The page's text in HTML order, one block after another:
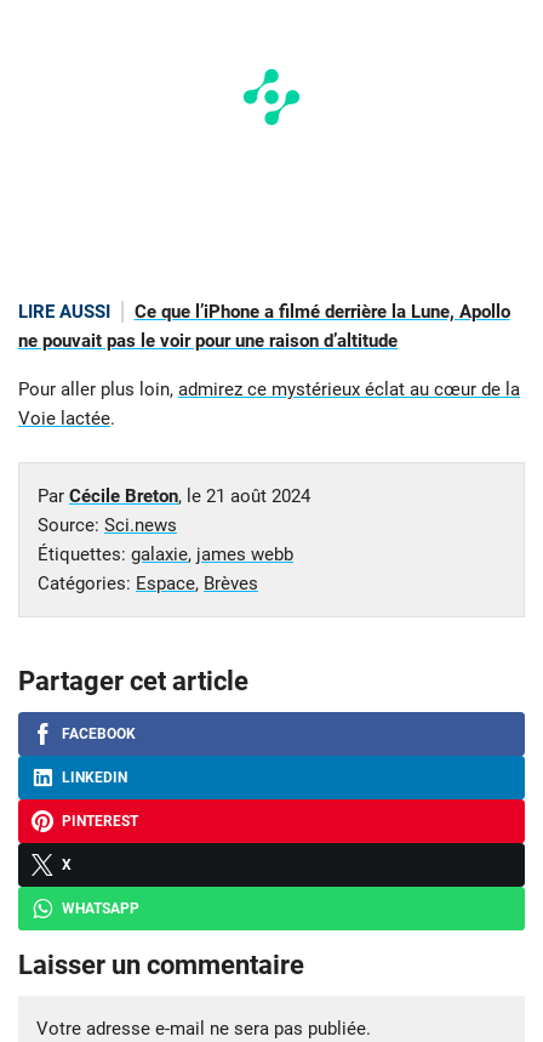
LIRE AUSSI
Ce que l’iPhone a filmé derrière la Lune, Apollo
ne pouvait pas le voir pour une raison d’altitude
Pour aller plus loin, admirez ce mystérieux éclat au cœur de la
Voie lactée.
Par Cécile Breton, le 21 août 2024
Source: Sci.news
Étiquettes: galaxie, james webb
Catégories: Espace, Brèves
Partager cet article
FACEBOOK
LINKEDIN
PINTEREST
X
WHATSAPP
Laisser un commentaire
Votre adresse e-mail ne sera pas publiée.